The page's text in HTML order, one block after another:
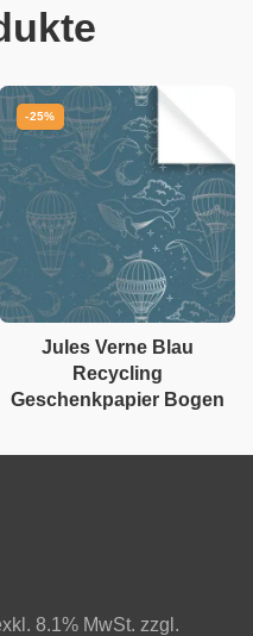
-25%
Jules Verne Blau
Recycling
Geschenkpapier Bogen
8.1% MwSt. zzgl.